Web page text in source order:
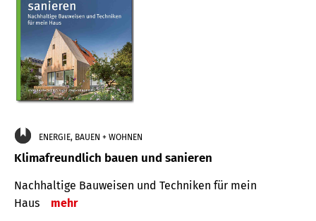
ENERGIE, BAUEN + WOHNEN
Klimafreundlich bauen und sanieren
Nachhaltige Bauweisen und Techniken für mein
Haus
mehr